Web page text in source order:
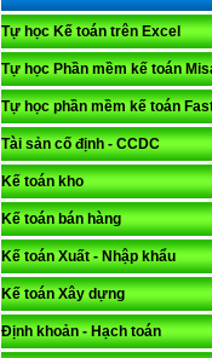
Tự học Kế toán trên Excel
Tự học Phần mềm kế toán
Tự học phần mềm kế toán
Tài sản cố định - CCDC
Kế toán kho
Kế toán bán hàng
Kế toán Xuất - Nhập khẩu
Kế toán Xây dựng
Định khoản - Hạch toán